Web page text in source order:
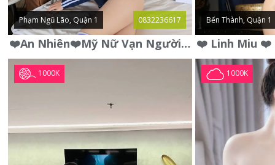
Phạm Ngũ Lão, Quận 1 0832236617
❤️An Nhiên❤️Mỹ Nữ Vạn Người Mê,Da Trắng, Mặt Xynh, Đẹp Từng
Bến Thành, Quận 1
1000K 1000K